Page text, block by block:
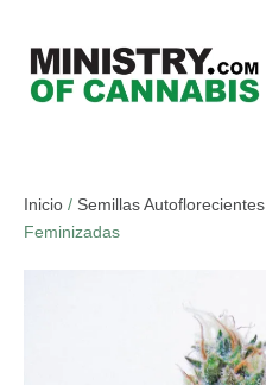
Inicio / Semillas Autoflorecientes
Feminizadas